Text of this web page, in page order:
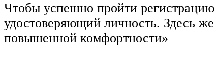
Чтобы успешно пройти регистрацию
удостоверяющий личность. Здесь
повышенной комфортности»